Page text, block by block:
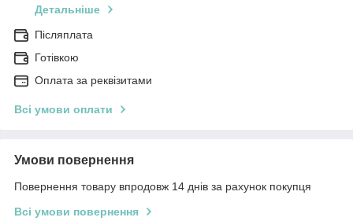
Детальніше
Післяплата
Готівкою
Оплата за реквізитами
Всі умови оплати
Умови повернення
Повернення товару впродовж 14 днів за рахунок покупця
Всі умови повернення